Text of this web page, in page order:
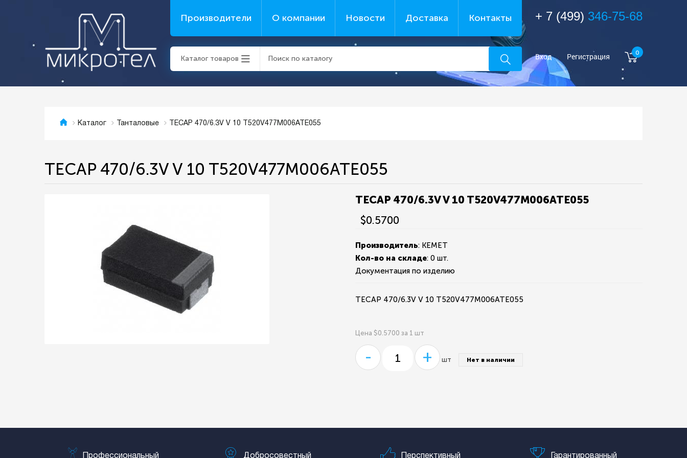
Производители О компании Новости Доставка Контакты
Каталог товаров
+ 7 (499) 346-75-68
Вход Регистрация 0
Каталог Танталовые TECAP 470/6.3V V 10 T520V477M006ATE055
TECAP 470/6.3V V 10 T520V477M006ATE055
TECAP 470/6.3V V 10 T520V477M006ATE055
$0.5700
Производитель: KEMET
Кол-во на складе:0 шт.
Документация по изделию
TECAP 470/6.3V V 10 T520V477M006ATE055
Цена $0.5700 за 1 шт
- + шт Нет в наличии
Профессиональный Добросовестный Перспективный Гарантированный